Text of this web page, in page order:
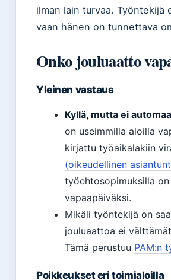
ilman lain turvaa. Työntekijä
vaan hänen on tunnettava
Onko jouluaatto
Yleinen vastaus
Kyllä, mutta ei
on useimmilla aloilla
kirjattu työaikalakiin
(oikeudellinen
työehtosopimuksilla
vapaapäiväksi.
Mikäli työntekijä on
jouluaattoa ei
Tämä perustuu PAM:n
Poikkeukset eri toimialoilla